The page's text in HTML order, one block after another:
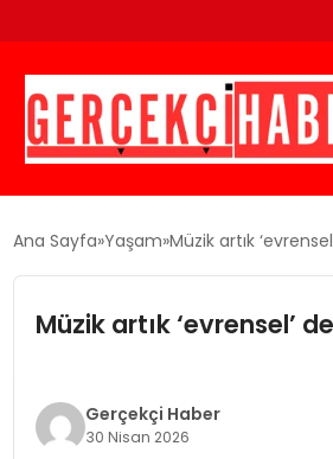
GÜNCEL
MAGAZIN
Ana Sayfa Yaşam Müzik artık
Müzik artık ‘evrensel’
Gerçekçi Haber
30 Nisan 2026